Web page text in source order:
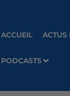
ACCUEIL ACTUS
PODCASTS